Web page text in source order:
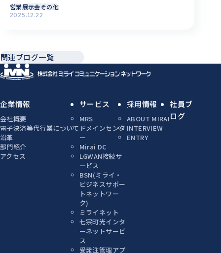
営業展示会その他
2025.12.22
関連ブログ一覧
企業情報
会社概要
電子決済等代行業について
沿革
部門紹介
アクセス
サービス
MRS
ドメインセンタ
ー
Mirai DC
LGWAN接続サ
ービス
BSN(ミライ・
ビジネスサポー
トネットワー
ク)
ミライネット
七宗町光インタ
ーネットサービ
ス
受発注管理アプ
採用情報
ABOUT MIRAI
INTERVIEW
ENTRY
社員ブ
ログ